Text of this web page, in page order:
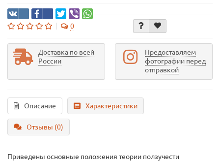
0
Доставка по всей
России
Предоставляем
фотографии перед
отправкой
Описание Характеристики
Отзывы (0)
Приведены основные положения теории ползучести